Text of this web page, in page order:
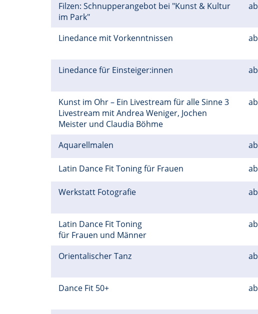
Filzen: Schnupperangebot bei "Kunst & Kultur
im Park"
ab
Linedance mit Vorkenntnissen ab
Linedance für Einsteiger:innen ab
Kunst im Ohr – Ein Livestream für alle Sinne 3
Livestream mit Andrea Weniger, Jochen
Meister und Claudia Böhme
ab
Aquarellmalen ab
Latin Dance Fit Toning für Frauen ab
Werkstatt Fotografie ab
Latin Dance Fit Toning
für Frauen und Männer
ab
Orientalischer Tanz ab
Dance Fit 50+ ab